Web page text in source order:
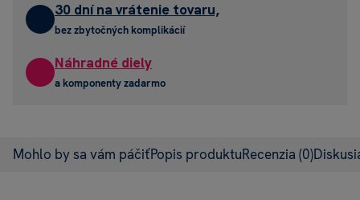
30 dní na vrátenie tovaru,
bez zbytočných komplikácií
Náhradné diely
a komponenty zadarmo
Mohlo by sa vám páčiťPopis produktuRecenzia (0)